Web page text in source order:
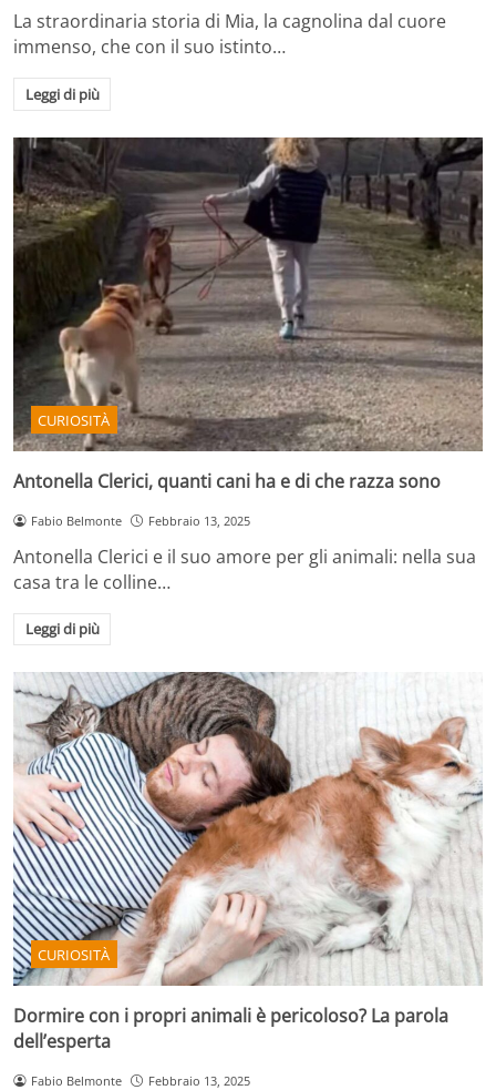
La straordinaria storia di Mia, la cagnolina dal cuore
immenso, che con il suo istinto…
Leggi di più
CURIOSITÀ
Antonella Clerici, quanti cani ha e di che razza sono
Fabio Belmonte Febbraio 13, 2025
Antonella Clerici e il suo amore per gli animali: nella sua
casa tra le colline…
Leggi di più
CURIOSITÀ
Dormire con i propri animali è pericoloso? La parola
dell’esperta
Fabio Belmonte Febbraio 13, 2025